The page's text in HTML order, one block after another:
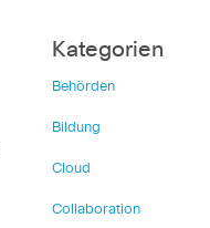
Kategorien
Behörden
Bildung
Cloud
Collaboration